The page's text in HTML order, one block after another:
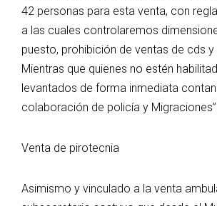
42 personas para esta venta, con
a las cuales controlaremos
puesto, prohibición de ventas de cds
Mientras que quienes no estén
levantados de forma inmediata
colaboración de policía y
Venta de pirotecnia
Asimismo y vinculado a la venta